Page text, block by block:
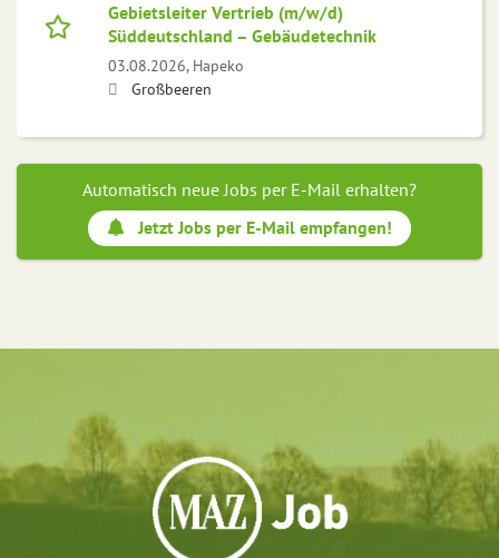
Gebietsleiter Vertrieb (m/w/d)
Süddeutschland – Gebäudetechnik
03.08.2026, Hapeko
Großbeeren
Automatisch neue Jobs per E-Mail erhalten?
Jetzt Jobs per E-Mail empfangen!